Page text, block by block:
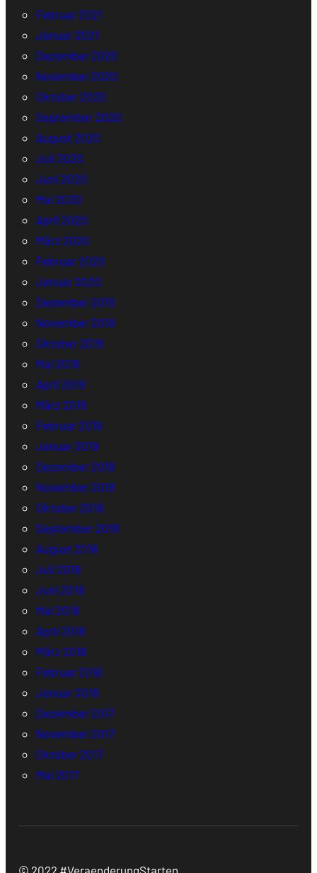
Februar 2021
Januar 2021
Dezember 2020
November 2020
Oktober 2020
September 2020
August 2020
Juli 2020
Juni 2020
Mai 2020
April 2020
März 2020
Februar 2020
Januar 2020
Dezember 2019
November 2019
Oktober 2019
Mai 2019
April 2019
März 2019
Februar 2019
Januar 2019
Dezember 2018
November 2018
Oktober 2018
September 2018
August 2018
Juli 2018
Juni 2018
Mai 2018
April 2018
März 2018
Februar 2018
Januar 2018
Dezember 2017
November 2017
Oktober 2017
Mai 2017